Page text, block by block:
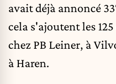
avait déjà annoncé
cela s'ajoutent les
chez PB Leiner, à
à Haren.